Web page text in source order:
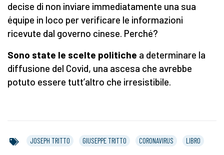
decise di non inviare immediatamente una sua
équipe in loco per verificare le informazioni
ricevute dal governo cinese. Perché?
Sono state le scelte politiche a determinare la
diffusione del Covid, una ascesa che avrebbe
potuto essere tutt’altro che irresistibile.
JOSEPH TRITTO GIUSEPPE TRITTO CORONAVIRUS LIBRO